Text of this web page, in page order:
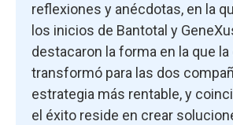
reflexiones y anécdotas, en la
los inicios de Bantotal y
destacaron la forma en la que
transformó para las dos
estrategia más rentable, y
el éxito reside en crear